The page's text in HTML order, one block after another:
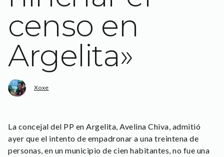
censo en
Argelita»
Xoxe
La concejal del PP en Argelita, Avelina Chiva, admitió
ayer que el intento de empadronar a una treintena de
personas, en un municipio de cien habitantes, no fue una